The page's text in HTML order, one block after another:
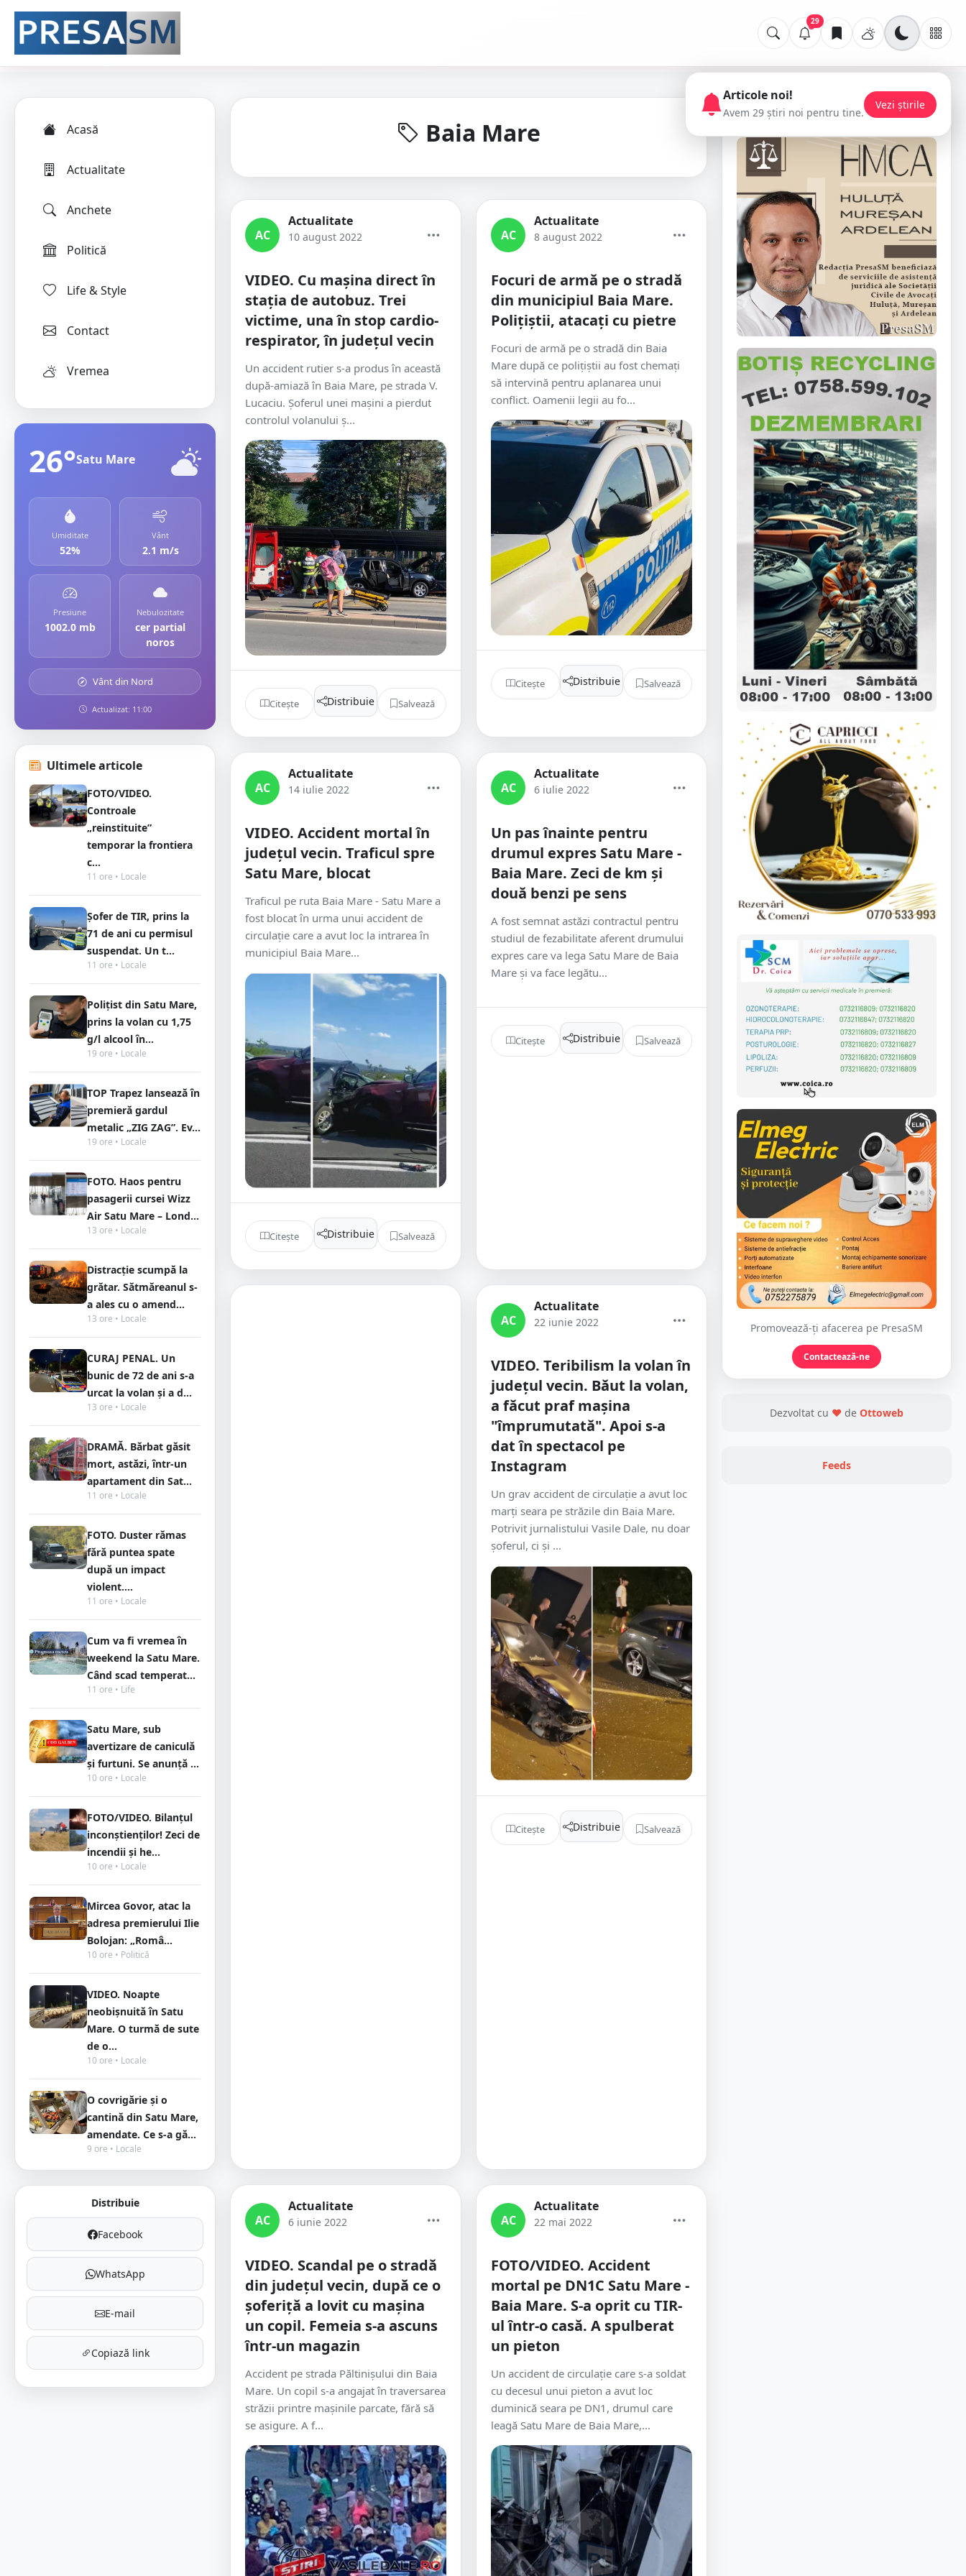
29
Acasă
Actualitate
Anchete
Politică
Life & Style
Contact
Vremea
26°Satu Mare
Umiditate
52%
Vânt
2.1 m/s
Presiune
1002.0 mb
Nebulozitate
cer partial
noros
Vânt din Nord
Actualizat: 11:00
Ultimele articole
FOTO/VIDEO.
Controale
„reinstituite”
temporar la frontiera
c...
11 ore • Locale
Șofer de TIR, prins la
71 de ani cu permisul
suspendat. Un t...
11 ore • Locale
Polițist din Satu Mare,
prins la volan cu 1,75
g/l alcool în...
19 ore • Locale
TOP Trapez lansează în
premieră gardul
metalic „ZIG ZAG”. Ev...
19 ore • Locale
FOTO. Haos pentru
pasagerii cursei Wizz
Air Satu Mare – Lond...
13 ore • Locale
Distracție scumpă la
grătar. Sătmăreanul s-
a ales cu o amend...
13 ore • Locale
CURAJ PENAL. Un
bunic de 72 de ani s-a
urcat la volan și a d...
13 ore • Locale
DRAMĂ. Bărbat găsit
mort, astăzi, într-un
apartament din Sat...
11 ore • Locale
FOTO. Duster rămas
fără puntea spate
după un impact
violent....
11 ore • Locale
Cum va fi vremea în
weekend la Satu Mare.
Când scad temperat...
11 ore • Life
Satu Mare, sub
avertizare de caniculă
și furtuni. Se anunță ...
10 ore • Locale
FOTO/VIDEO. Bilanțul
inconștienților! Zeci de
incendii și he...
10 ore • Locale
Mircea Govor, atac la
adresa premierului Ilie
Bolojan: „Româ...
10 ore • Politică
VIDEO. Noapte
neobișnuită în Satu
Mare. O turmă de sute
de o...
10 ore • Locale
O covrigărie și o
cantină din Satu Mare,
amendate. Ce s-a gă...
9 ore • Locale
Distribuie
Facebook
WhatsApp
E-mail
Copiază link
Baia Mare
AC
Actualitate
10 august 2022
VIDEO. Cu mașina direct în
stația de autobuz. Trei
victime, una în stop cardio-
respirator, în județul vecin
Un accident rutier s-a produs în această
după-amiază în Baia Mare, pe strada V.
Lucaciu. Şoferul unei maşini a pierdut
controlul volanului ş...
Citește Distribuie Salvează
AC
Actualitate
8 august 2022
Focuri de armă pe o stradă
din municipiul Baia Mare.
Polițiștii, atacați cu pietre
Focuri de armă pe o stradă din Baia
Mare după ce polițiștii au fost chemați
să intervină pentru aplanarea unui
conflict. Oamenii legii au fo...
Citește Distribuie Salvează
AC
Actualitate
14 iulie 2022
VIDEO. Accident mortal în
județul vecin. Traficul spre
Satu Mare, blocat
Traficul pe ruta Baia Mare - Satu Mare a
fost blocat în urma unui accident de
circulație care a avut loc la intrarea în
municipiul Baia Mare...
Citește Distribuie Salvează
AC
Actualitate
6 iulie 2022
Un pas înainte pentru
drumul expres Satu Mare -
Baia Mare. Zeci de km și
două benzi pe sens
A fost semnat astăzi contractul pentru
studiul de fezabilitate aferent drumului
expres care va lega Satu Mare de Baia
Mare și va face legătu...
Citește Distribuie Salvează
AC
Actualitate
22 iunie 2022
VIDEO. Teribilism la volan în
județul vecin. Băut la volan,
a făcut praf mașina
"împrumutată". Apoi s-a
dat în spectacol pe
Instagram
Un grav accident de circulație a avut loc
marți seara pe străzile din Baia Mare.
Potrivit jurnalistului Vasile Dale, nu doar
șoferul, ci și ...
Citește Distribuie Salvează
AC
Actualitate
6 iunie 2022
VIDEO. Scandal pe o stradă
din județul vecin, după ce o
șoferiță a lovit cu mașina
un copil. Femeia s-a ascuns
într-un magazin
Accident pe strada Păltinișului din Baia
Mare. Un copil s-a angajat în traversarea
străzii printre mașinile parcate, fără să
se asigure. A f...
AC
Actualitate
22 mai 2022
FOTO/VIDEO. Accident
mortal pe DN1C Satu Mare -
Baia Mare. S-a oprit cu TIR-
ul într-o casă. A spulberat
un pieton
Un accident de circulație care s-a soldat
cu decesul unui pieton a avut loc
duminică seara pe DN1, drumul care
leagă Satu Mare de Baia Mare,...
📢 Publicitate
Promovează-ți afacerea pe PresaSM
Contactează-ne
Dezvoltat cu ❤ de Ottoweb
Feeds
Articole noi!
Avem 29 știri noi pentru tine.
Vezi știrile